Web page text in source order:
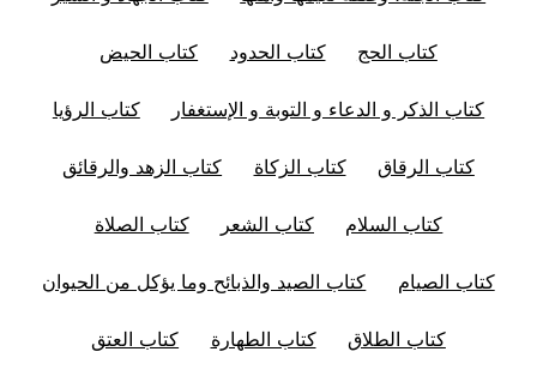
كتاب الحج كتاب الحدود كتاب الحيض
كتاب الذكر و الدعاء و التوبة و الإستغفار كتاب الرؤيا
كتاب الرقاق كتاب الزكاة كتاب الزهد والرقائق
كتاب السلام كتاب الشعر كتاب الصلاة
كتاب الصيام كتاب الصيد والذبائح وما يؤكل من الحيوان
كتاب الطلاق كتاب الطهارة كتاب العتق